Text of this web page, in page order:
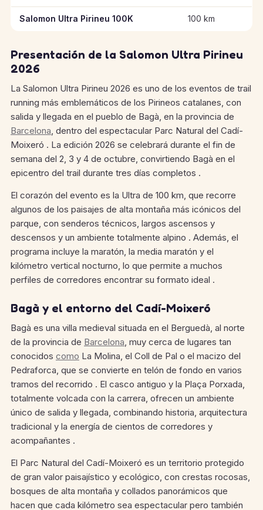
Salomon Ultra Pirineu 100K 100 km
Presentación de la Salomon Ultra Pirineu
2026
La Salomon Ultra Pirineu 2026 es uno de los eventos de trail
running más emblemáticos de los Pirineos catalanes, con
salida y llegada en el pueblo de Bagà, en la provincia de
Barcelona, dentro del espectacular Parc Natural del Cadí-
Moixeró . La edición 2026 se celebrará durante el fin de
semana del 2, 3 y 4 de octubre, convirtiendo Bagà en el
epicentro del trail durante tres días completos .
El corazón del evento es la Ultra de 100 km, que recorre
algunos de los paisajes de alta montaña más icónicos del
parque, con senderos técnicos, largos ascensos y
descensos y un ambiente totalmente alpino . Además, el
programa incluye la maratón, la media maratón y el
kilómetro vertical nocturno, lo que permite a muchos
perfiles de corredores encontrar su formato ideal .
Bagà y el entorno del Cadí-Moixeró
Bagà es una villa medieval situada en el Berguedà, al norte
de la provincia de Barcelona, muy cerca de lugares tan
conocidos como La Molina, el Coll de Pal o el macizo del
Pedraforca, que se convierte en telón de fondo en varios
tramos del recorrido . El casco antiguo y la Plaça Porxada,
totalmente volcada con la carrera, ofrecen un ambiente
único de salida y llegada, combinando historia, arquitectura
tradicional y la energía de cientos de corredores y
acompañantes .
El Parc Natural del Cadí-Moixeró es un territorio protegido
de gran valor paisajístico y ecológico, con crestas rocosas,
bosques de alta montaña y collados panorámicos que
hacen que cada kilómetro sea espectacular pero también